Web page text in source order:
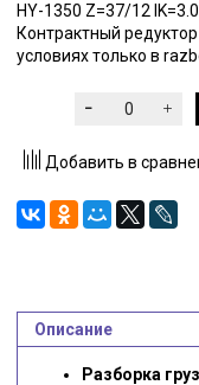
HY-1350 Z=37/12
Контрактный
условиях только в
Добавить в
Описание
Разборка